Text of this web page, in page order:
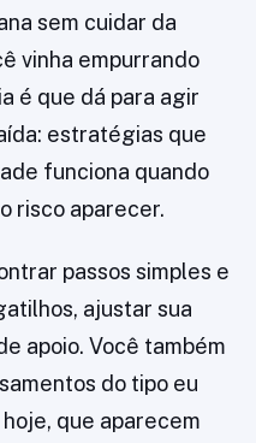
sem cuidar da
vinha empurrando
é que dá para agir
estratégias que
funciona quando
risco aparecer.
passos simples e
ajustar sua
apoio. Você também
do tipo eu
que aparecem